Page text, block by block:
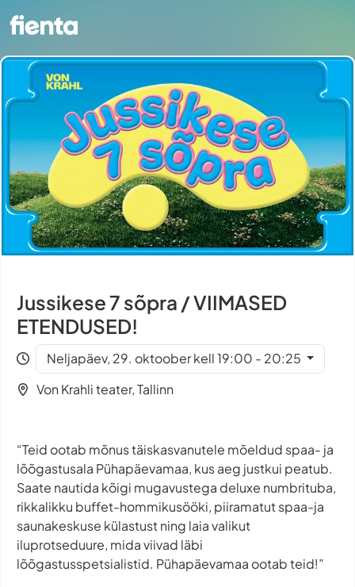
Jussikese 7 sõpra / VIIMASED
ETENDUSED!
Neljapäev, 29. oktoober kell 19:00 - 20:25
Von Krahli teater, Tallinn
“Teid ootab mõnus täiskasvanutele mõeldud spaa- ja
lõõgastusala Pühapäevamaa, kus aeg justkui peatub.
Saate nautida kõigi mugavustega deluxe numbrituba,
rikkalikku buffet-hommikusööki, piiramatut spaa-ja
saunakeskuse külastust ning laia valikut
iluprotseduure, mida viivad läbi
lõõgastusspetsialistid. Pühapäevamaa ootab teid!”